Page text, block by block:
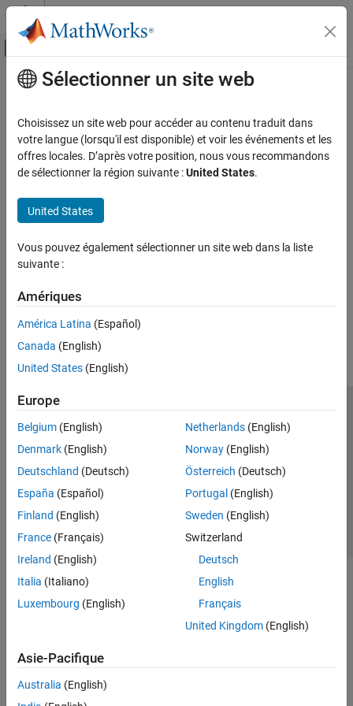
Passer au contenu
Activer/désactiver l'affichage du menu
Accueil de la documentation
Contenu principal
How useful was this information?
Sélectionner un site web
Choisissez un site web pour accéder au contenu traduit dans
votre langue (lorsqu'il est disponible) et voir les événements et les
offres locales. D’après votre position, nous vous recommandons
de sélectionner la région suivante :United States.
United States
Vous pouvez également sélectionner un site web dans la liste
suivante :
Amériques
América Latina (Español)
Canada (English)
United States (English)
Europe
Belgium (English)
Denmark (English)
Deutschland (Deutsch)
España (Español)
Finland (English)
France (Français)
Ireland (English)
Italia (Italiano)
Luxembourg (English)
Netherlands(English)
Norway(English)
Österreich (Deutsch)
Portugal (English)
Sweden (English)
Switzerland
Deutsch
English
Français
United Kingdom(English)
Asie-Pacifique
Australia (English)
Lutte anti-piratage
Contacts locaux
© 1994-2026 The MathWorks, Inc.